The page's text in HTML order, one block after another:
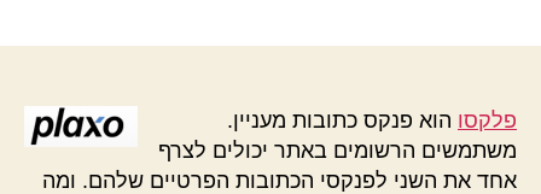
קשר
פלקסו הוא פנקס כתובות מעניין.
משתמשים הרשומים באתר יכולים לצרף
אחד את השני לפנקסי הכתובות הפרטיים שלהם. ומה